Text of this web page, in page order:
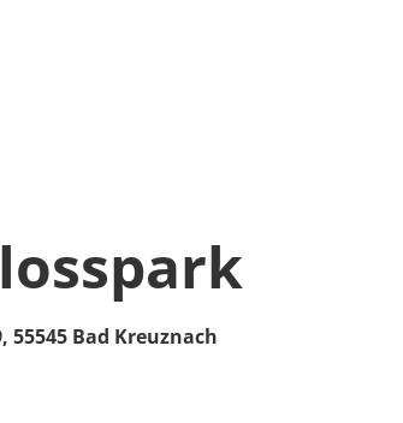
55545 Bad Kreuznach